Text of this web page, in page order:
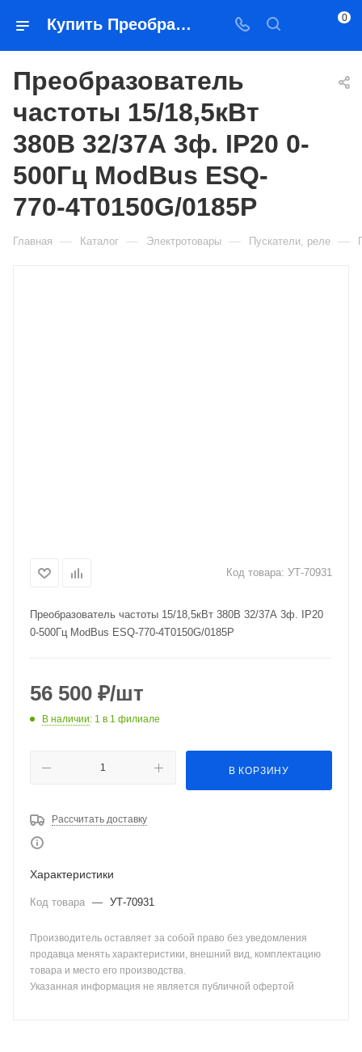
Купить Преобразователь частоты 15/18,5кВт 380В 32/37А 3ф. IP20 0-500Гц ModBus ESQ-770-4T0150G/0185P в Якутске — цена, характеристики, подбор | Востоктехторг 0
Преобразователь
частоты 15/18,5кВт
380В 32/37А 3ф. IP20 0-
500Гц ModBus ESQ-
770-4T0150G/0185P
Главная — Каталог — Электротовары — Пускатели, реле —
Код товара: УТ-70931
Преобразователь частоты 15/18,5кВт 380В 32/37А 3ф. IP20
0-500Гц ModBus ESQ-770-4T0150G/0185P
56 500 ₽/шт
В наличии: 1 в 1 филиале
В КОРЗИНУ
Рассчитать доставку
Характеристики
Код товара — УТ-70931
Производитель оставляет за собой право без уведомления
продавца менять характеристики, внешний вид, комплектацию
товара и место его производства.
Указанная информация не является публичной офертой